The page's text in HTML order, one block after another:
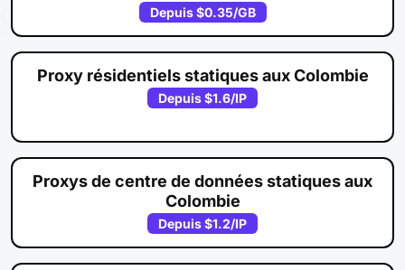
Depuis$0.35/GB
Proxy résidentiels statiques aux Colombie
Depuis$1.6/IP
Proxys de centre de données statiques aux
Colombie
Depuis$1.2/IP